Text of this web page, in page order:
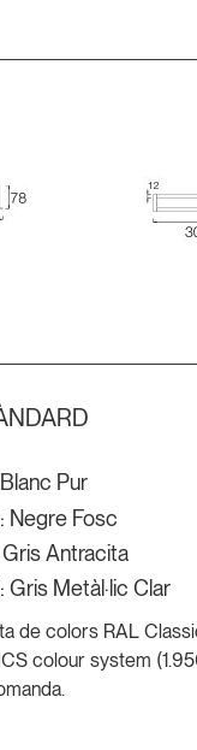
Pur
Negre Fosc
Antracita
Metàl·lic Clar
de colors RAL
colour system